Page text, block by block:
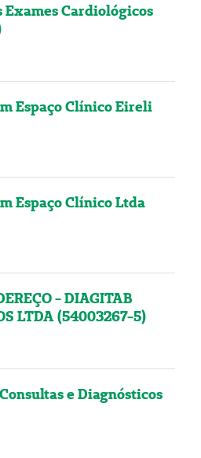
Cardiológicos
Espaço Clínico Eireli
Espaço Clínico Ltda
- DIAGITAB
LTDA (54003267-5)
e Diagnósticos